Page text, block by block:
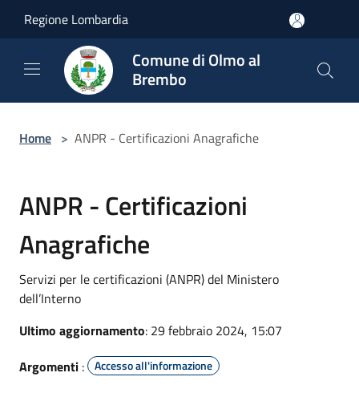
Regione Lombardia
Comune di Olmo al
Brembo
Home > ANPR - Certificazioni Anagrafiche
ANPR - Certificazioni
Anagrafiche
Servizi per le certificazioni (ANPR) del Ministero
dell’Interno
Ultimo aggiornamento: 29 febbraio 2024, 15:07
Argomenti : Accesso all'informazione